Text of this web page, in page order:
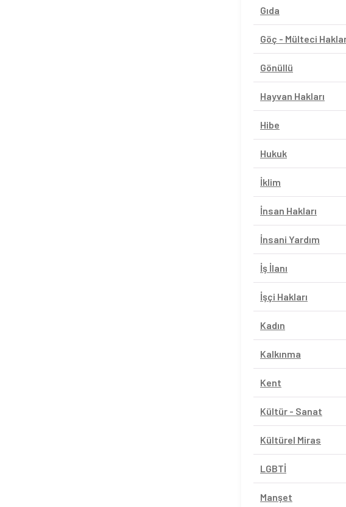
Gıda
Göç - Mülteci
Gönüllü
Hayvan Hakları
Hibe
Hukuk
İklim
İnsan Hakları
İnsani Yardım
İş İlanı
İşçi Hakları
Kadın
Kalkınma
Kent
Kültür - Sanat
Kültürel Miras
LGBTİ
Manşet